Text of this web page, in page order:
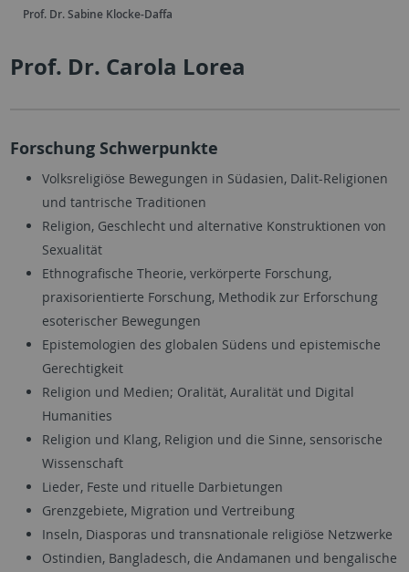
Prof. Dr. Sabine Klocke-Daffa
Prof. Dr. Carola Lorea
Forschung Schwerpunkte
Volksreligiöse Bewegungen in Südasien, Dalit-Religionen
und tantrische Traditionen
Religion, Geschlecht und alternative Konstruktionen von
Sexualität
Ethnografische Theorie, verkörperte Forschung,
praxisorientierte Forschung, Methodik zur Erforschung
esoterischer Bewegungen
Epistemologien des globalen Südens und epistemische
Gerechtigkeit
Religion und Medien; Oralität, Auralität und Digital
Humanities
Religion und Klang, Religion und die Sinne, sensorische
Wissenschaft
Lieder, Feste und rituelle Darbietungen
Grenzgebiete, Migration und Vertreibung
Inseln, Diasporas und transnationale religiöse Netzwerke
Ostindien, Bangladesch, die Andamanen und bengalische